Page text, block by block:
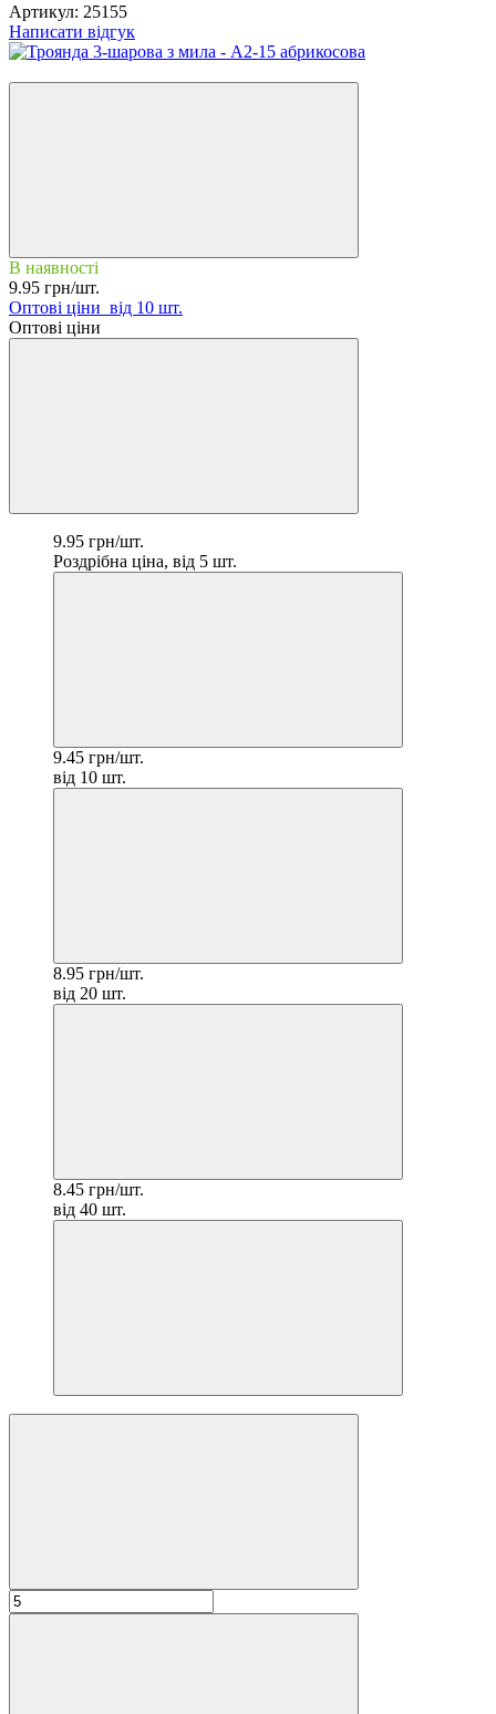
Артикул: 25155
Написати відгук
В наявності
9.95 грн/шт.
Оптові ціни від 10 шт.
Оптові ціни
9.95 грн/шт.
Роздрібна ціна, від 5 шт.
9.45 грн/шт.
від 10 шт.
8.95 грн/шт.
від 20 шт.
8.45 грн/шт.
від 40 шт.